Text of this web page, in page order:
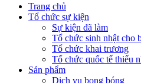
Trang chủ
Tổ chức sự kiện
Sự kiện đã làm
Tổ chức sinh nhật cho
Tổ chức khai trương
Tổ chức quốc tế thiếu
Sản phẩm
Dịch vụ bong bóng